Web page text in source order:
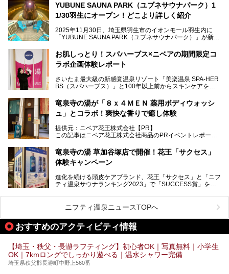
メインとなる黒湯の天然温泉や本格的なサウナをはじめ、4
種類のリラックスルームやお食事処、他施設とは一線を画す
てきました！
YUBUNE SAUNA PARK（ユブネサウナパーク）1
1/30羽生にオープン！どこより詳しく紹介
2025年11月30日、埼玉県羽生市のイオンモール羽生内に
「YUBUNE SAUNA PARK（ユブネサウナパーク）」が新規
今年の4月1日から楽久屋グループの一員となった「湯舞音
（ユブネ）」が新ブランド「YUBUNE SAUNA PARK」を立
湯舞音らしいサウナにこだわった遊び心満点の"銭湯×屋外サ
ウナ"施設で、男女別のお風呂のほか、水着やサウナ着で楽
ど、ユニークなポイントがいっぱい！
オープン前取材に行ってきましたので、早速どこより詳しく
紹介しちゃいます！
お肌しっとり！スパハーブス×ニベアの期間限定コ
ラボ企画体験レポート
さいたま最大級の新感覚温泉リゾート「美楽温泉 SPA-HER
BS（スパハーブス）」と100年以上前からスキンケアを考
読者モデルやインスタグラマーとして活躍している、美容＆
スパ大好きの畑瀬愛さんと取材してきました。
提供元：ニベア花王株式会社【PR】
この記事はニベア花王株式会社商品のPRイベントレポート
竜泉寺の湯が「８ｘ４ＭＥＮ 薬用ボディウォッシ
ュ」とコラボ！爽快な香りで癒し体験
提供元：ニベア花王株式会社【PR】
この記事はニベア花王株式会社商品のPRイベントレポート
ーーー
注目のボディウォッシュアイテム「８ｘ４ＭＥＮ 薬用ボデ
全国総合2位にランクインした人気温浴施設「竜泉寺の湯 草
加谷塚店」がコラボイベントを期間限定で開催中ということ
気になるその内容をチェックしてきました！
竜泉寺の湯 草加谷塚店で開催！花王「サクセス」
体験キャンペーン
進化を続ける頭皮ケアブランド、花王「サクセス」と「ニフ
ティ温泉サウナランキング2023」で「SUCCESS賞」を獲
ベントを開催。
早速訪問し、気になるその内容を取材してきました！
───
提供元：花王株式会社【PR】
す。
ニフティ温泉ニュースTOPへ
おすすめのアクティビティ情報
【埼玉・秩父・長瀞ラフティング】初心者OK｜写真無料｜小学生
OK｜7kmロングでしっかり遊べる｜温水シャワー完備
埼玉県秩父郡長瀞町中野上560番